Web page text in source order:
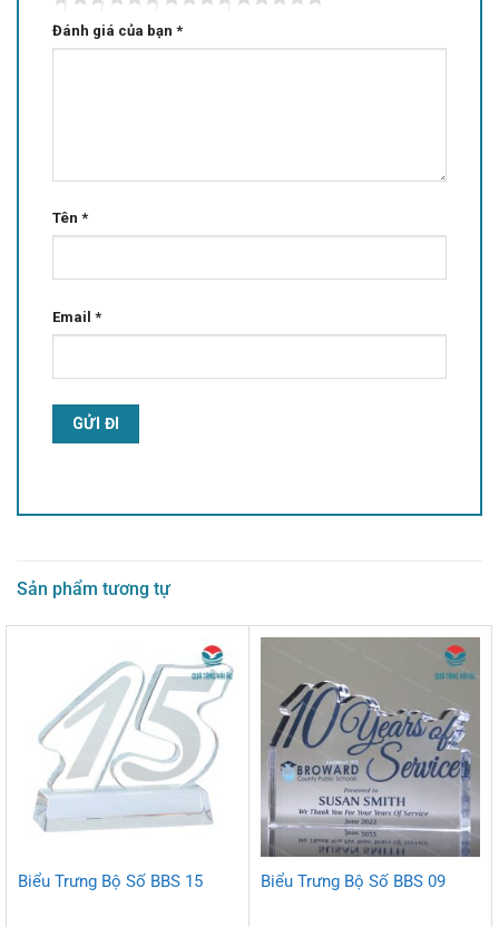
Đánh giá của bạn *
Tên *
Email *
Sản phẩm tương tự
Biểu Trưng Bộ Số BBS 15 Biểu Trưng Bộ Số BBS 09